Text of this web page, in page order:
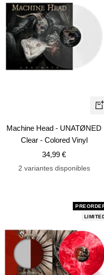
+
Machine Head - UNATØNED
Clear - Colored Vinyl
Precio
de
34,99 €
2 variantes disponibles